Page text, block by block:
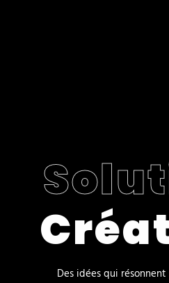
Des idées qui résonnent